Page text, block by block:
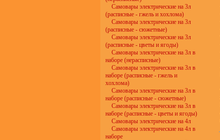
Самовары электрические на 3л
(расписные - гжель и хохлома)
Самовары электрические на 3л
(расписные - сюжетные)
Самовары электрические на 3л
(расписные - цветы и ягоды)
Самовары электрические на 3л в
наборе (нерасписные)
Самовары электрические на 3л в
наборе (расписные - гжель и
хохлома)
Самовары электрические на 3л в
наборе (расписные - сюжетные)
Самовары электрические на 3л в
наборе (расписные - цветы и ягоды)
Самовары электрические на 4л
Самовары электрические на 4л в
наборе